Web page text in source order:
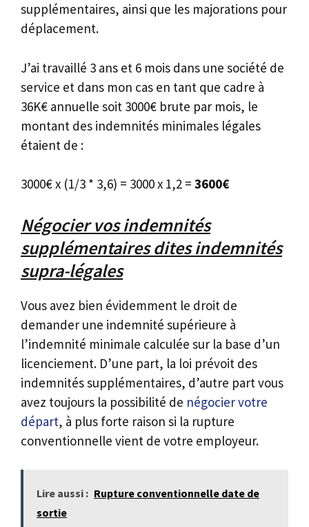
supplémentaires, ainsi que les majorations pour
déplacement.
J’ai travaillé 3 ans et 6 mois dans une société de
service et dans mon cas en tant que cadre à
36K€ annuelle soit 3000€ brute par mois, le
montant des indemnités minimales légales
étaient de :
3000€ x (1/3 * 3,6) = 3000 x 1,2 = 3600€
Négocier vos indemnités
supplémentaires dites indemnités
supra-légales
Vous avez bien évidemment le droit de
demander une indemnité supérieure à
l’indemnité minimale calculée sur la base d’un
licenciement. D’une part, la loi prévoit des
indemnités supplémentaires, d’autre part vous
avez toujours la possibilité de négocier votre
départ, à plus forte raison si la rupture
conventionnelle vient de votre employeur.
Lire aussi : Rupture conventionnelle date de
sortie